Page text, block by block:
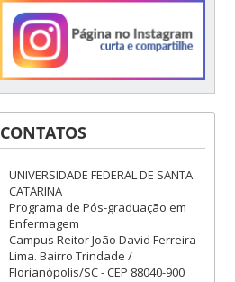
CONTATOS
UNIVERSIDADE FEDERAL DE SANTA
CATARINA
Programa de Pós-graduação em
Enfermagem
Campus Reitor João David Ferreira
Lima. Bairro Trindade /
Florianópolis/SC - CEP 88040-900